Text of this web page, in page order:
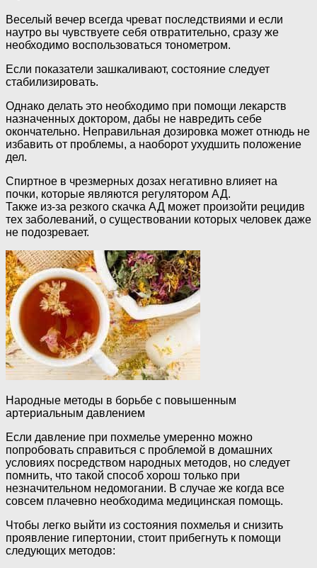
Веселый вечер всегда чреват последствиями и если
наутро вы чувствуете себя отвратительно, сразу же
необходимо воспользоваться тонометром.
Если показатели зашкаливают, состояние следует
стабилизировать.
Однако делать это необходимо при помощи лекарств
назначенных доктором, дабы не навредить себе
окончательно. Неправильная дозировка может отнюдь не
избавить от проблемы, а наоборот ухудшить положение
дел.
Спиртное в чрезмерных дозах негативно влияет на
почки, которые являются регулятором АД.
Также из-за резкого скачка АД может произойти рецидив
тех заболеваний, о существовании которых человек даже
не подозревает.
Народные методы в борьбе с повышенным
артериальным давлением
Если давление при похмелье умеренно можно
попробовать справиться с проблемой в домашних
условиях посредством народных методов, но следует
помнить, что такой способ хорош только при
незначительном недомогании. В случае же когда все
совсем плачевно необходима медицинская помощь.
Чтобы легко выйти из состояния похмелья и снизить
проявление гипертонии, стоит прибегнуть к помощи
следующих методов: